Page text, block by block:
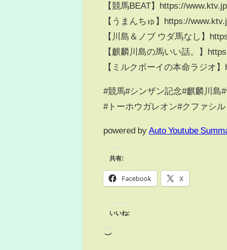
【競馬BEAT】https://
【うまんちゅ】https://
【川島＆ノブ ウダ馬なし】
【麒麟川島の馬いい話。】
【ミルクボーイの本命ラジオ
#競馬#シンザン記念#麒麟川島
#トーホウガレオン#クファシル
powered by Auto Youtube
共有:
Facebook X
いいね: